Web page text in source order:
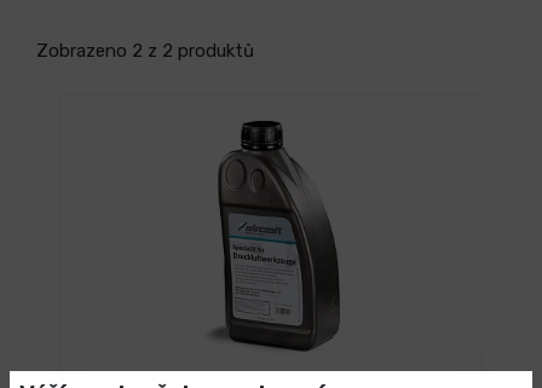
Zobrazeno 2 z 2 produktů